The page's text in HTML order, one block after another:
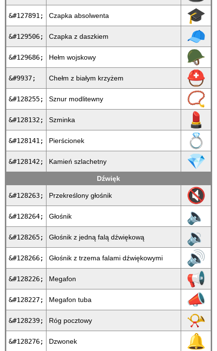
&#127891; Czapka absolwenta 🎓
&#129506; Czapka z daszkiem 🧢
&#129686; Hełm wojskowy 🪖
&#9937; Chełm z białym krzyżem ⛑
&#128255; Sznur modlitewny 📿
&#128132; Szminka 💄
&#128141; Pierścionek 💍
&#128142; Kamień szlachetny 💎
Dźwięk
&#128263; Przekreślony głośnik 🔇
&#128264; Głośnik 🔈
&#128265; Głośnik z jedną falą dźwiękową 🔉
&#128266; Głośnik z trzema falami dźwiękowymi 🔊
&#128226; Megafon 📢
&#128227; Megafon tuba 📣
&#128239; Róg pocztowy 📯
&#128276; Dzwonek 🔔